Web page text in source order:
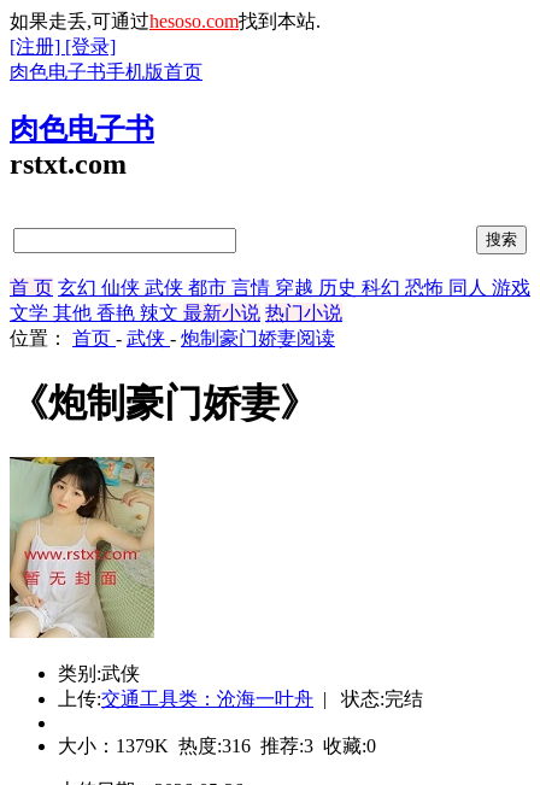
如果走丢,可通过hesoso.com找到本站.
[注册] [登录]
肉色电子书手机版首页
肉色电子书
rstxt.com
首 页 玄幻 仙侠 武侠 都市 言情 穿越 历史 科幻 恐怖 同人 游戏
文学 其他 香艳 辣文 最新小说 热门小说
位置： 首页 - 武侠 - 炮制豪门娇妻阅读
《炮制豪门娇妻》
类别:武侠
上传:交通工具类：沧海一叶舟 | 状态:完结
大小： 1379K 热度:316 推荐:3 收藏:0